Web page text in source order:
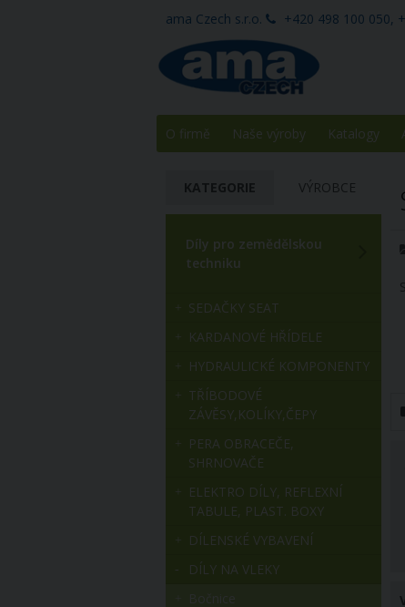
ama Czech s.r.o. +420 498 100 050,
O firmě Naše výroby Katalogy
KATEGORIE VÝROBCE
Díly pro zemědělskou
techniku
SEDAČKY SEAT
KARDANOVÉ HŘÍDELE
HYDRAULICKÉ KOMPONENTY
TŘÍBODOVÉ
ZÁVĚSY,KOLÍKY,ČEPY
PERA OBRACEČE,
SHRNOVAČE
ELEKTRO DÍLY, REFLEXNÍ
TABULE, PLAST. BOXY
DÍLENSKÉ VYBAVENÍ
DÍLY NA VLEKY